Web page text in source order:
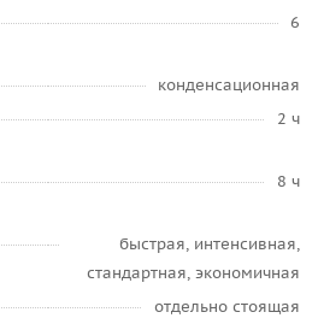
6
конденсационная
2 ч
8 ч
быстрая, интенсивная,
стандартная, экономичная
отдельно стоящая